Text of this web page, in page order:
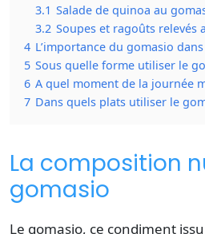
3.1 Salade de quinoa au
3.2 Soupes et ragoûts relevés
4 L’importance du gomasio
5 Sous quelle forme utiliser le
6 A quel moment de la journée
7 Dans quels plats utiliser le
La composition
gomasio
Le gomasio, ce condiment